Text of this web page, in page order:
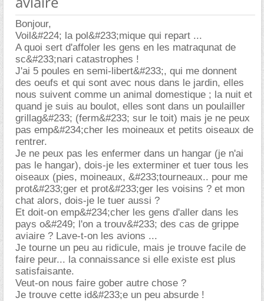
Bonjour,
Voil&#224; la pol&#233;mique qui repart ...
A quoi sert d'affoler les gens en les matraqunat de
sc&#233;nari catastrophes !
J'ai 5 poules en semi-libert&#233;, qui me donnent
des oeufs et qui sont avec nous dans le jardin, elles
nous suivent comme un animal domestique ; la nuit et
quand je suis au boulot, elles sont dans un poulailler
grillag&#233; (ferm&#233; sur le toit) mais je ne peux
pas emp&#234;cher les moineaux et petits oiseaux de
rentrer.
Je ne peux pas les enfermer dans un hangar (je n'ai
pas le hangar), dois-je les exterminer et tuer tous les
oiseaux (pies, moineaux, &#233;tourneaux.. pour me
prot&#233;ger et prot&#233;ger les voisins ? et mon
chat alors, dois-je le tuer aussi ?
Et doit-on emp&#234;cher les gens d'aller dans les
pays o&#249; l'on a trouv&#233; des cas de grippe
aviaire ? Lave-t-on les avions ...
Je tourne un peu au ridicule, mais je trouve facile de
faire peur... la connaissance si elle existe est plus
satisfaisante.
Veut-on nous faire gober autre chose ?
Je trouve cette id&#233;e un peu absurde !